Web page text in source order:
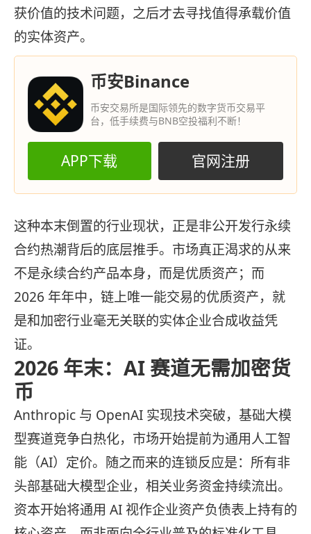
获价值的技术问题，之后才去寻找值得承载价值
的实体资产。
币安Binance
币安交易所是国际领先的数字货币交易平
台，低手续费与BNB空投福利不断！
APP下载 官网注册
这种本末倒置的行业现状，正是非公开发行永续
合约热潮背后的底层推手。市场真正渴求的从来
不是永续合约产品本身，而是优质资产；而
2026 年年中，链上唯一能交易的优质资产，就
是和加密行业毫无关联的实体企业合成收益凭
证。
2026 年末：AI 赛道无需加密货
币
Anthropic 与 OpenAI 实现技术突破，基础大模
型赛道竞争白热化，市场开始提前为通用人工智
能（AI）定价。随之而来的连锁反应是：所有非
头部基础大模型企业，相关业务资金持续流出。
资本开始将通用 AI 视作企业资产负债表上持有的